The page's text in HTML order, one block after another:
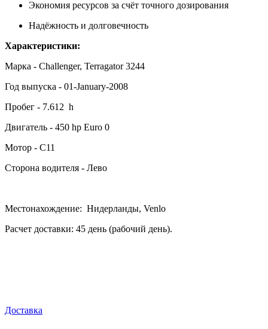
Экономия ресурсов за счёт точного дозирования
Надёжность и долговечность
Характеристики:
Марка - Challenger, Terragator 3244
Год выпуска - 01-January-2008
Пробег - 7.612 h
Двигатель - 450 hp Euro 0
Мотор - C11
Сторона водителя - Лево
Местонахождение: Нидерланды, Venlo
Расчет доставки: 45 день (рабочий день).
Доставка